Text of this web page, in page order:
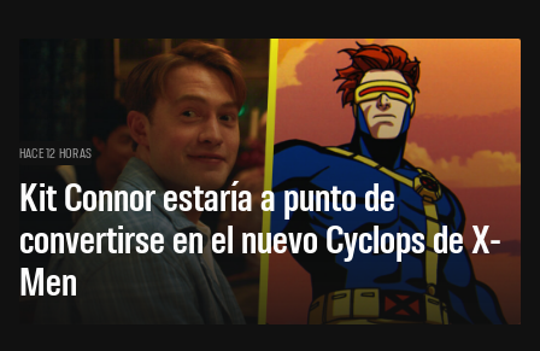
HACE 12 HORAS
Kit Connor estaría a punto de
convertirse en el nuevo Cyclops de X-
Men